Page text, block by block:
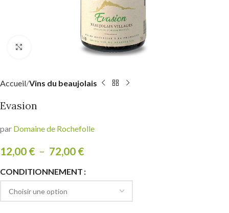
Click to enlarge
Accueil Vins du beaujolais
Evasion
par Domaine de Rochefolle
12,00 € – 72,00 €
CONDITIONNEMENT